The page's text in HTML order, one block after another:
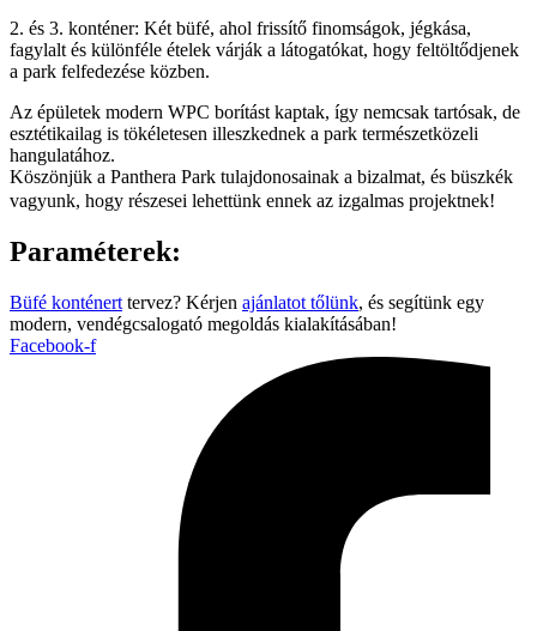
2. és 3. konténer: Két büfé, ahol frissítő finomságok, jégkása,
fagylalt és különféle ételek várják a látogatókat, hogy feltöltődjenek
a park felfedezése közben.
Az épületek modern WPC borítást kaptak, így nemcsak tartósak, de
esztétikailag is tökéletesen illeszkednek a park természetközeli
hangulatához.
Köszönjük a Panthera Park tulajdonosainak a bizalmat, és büszkék
vagyunk, hogy részesei lehettünk ennek az izgalmas projektnek!
Paraméterek:
Büfé konténert tervez? Kérjen ajánlatot tőlünk, és segítünk egy
modern, vendégcsalogató megoldás kialakításában!
Facebook-f